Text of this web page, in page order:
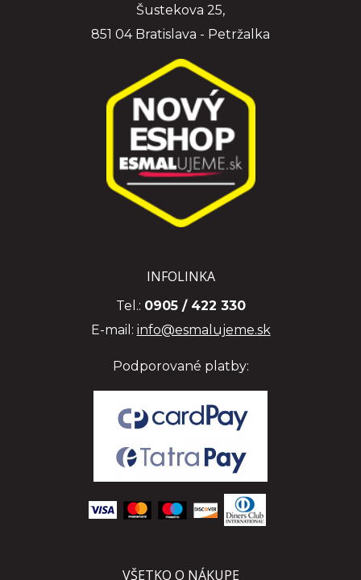
Šustekova 25,
851 04 Bratislava - Petržalka
INFOLINKA
Tel.: 0905 / 422 330
E-mail: info@esmalujeme.sk
Podporované platby:
VŠETKO O NÁKUPE